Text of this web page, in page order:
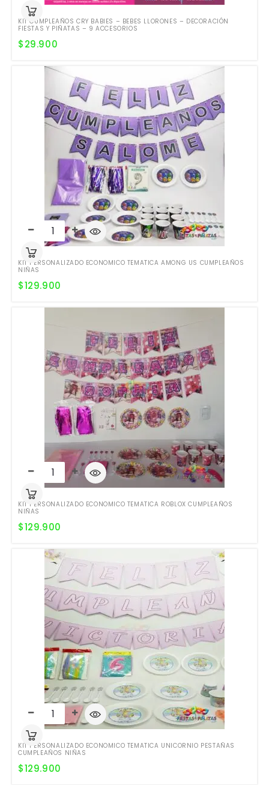
KIT CUMPLEAÑOS CRY BABIES – BEBES LLORONES – DECORACIÓN
FIESTAS Y PIÑATAS – 9 ACCESORIOS
$29.900
KIT PERSONALIZADO ECONOMICO TEMATICA AMONG US CUMPLEAÑOS
NIÑAS
$129.900
KIT PERSONALIZADO ECONOMICO TEMATICA ROBLOX CUMPLEAÑOS
NIÑAS
$129.900
KIT PERSONALIZADO ECONOMICO TEMATICA UNICORNIO PESTAÑAS
CUMPLEAÑOS NIÑAS
$129.900